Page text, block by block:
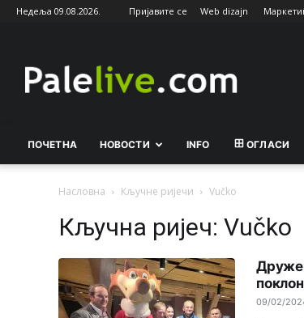
Недеља 09.08.2026. Пријавите се Web dizajn
ПОЧЕТНА НОВОСТИ INFO ОГЛАСИ
Насловна Кључне ријечи Vučko
Кључна ријеч: Vučko
09/02/